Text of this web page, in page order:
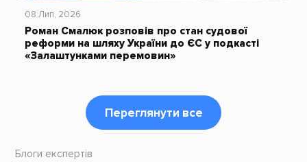
08 Лип, 2026
Роман Смалюк розповів про стан судової
реформи на шляху України до ЄС у подкасті
«Залаштунками перемовин»
Переглянути все
Блоги експертів